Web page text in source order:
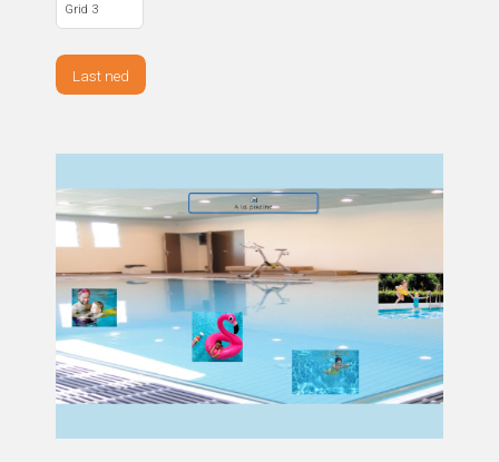
Grid 3
Last ned